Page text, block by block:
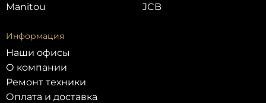
Manitou
JCB
Информация
Наши офисы
О компании
Ремонт техники
Оплата и доставка